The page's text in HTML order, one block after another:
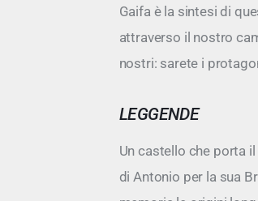
Gaifa è la sintesi di
attraverso il nostro
nostri: sarete i
LEGGENDE
Un castello che porta
di Antonio per la sua